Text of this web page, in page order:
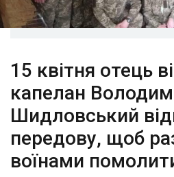
15 квітня отець
капелан
Шидловський
передову, щоб
воїнами